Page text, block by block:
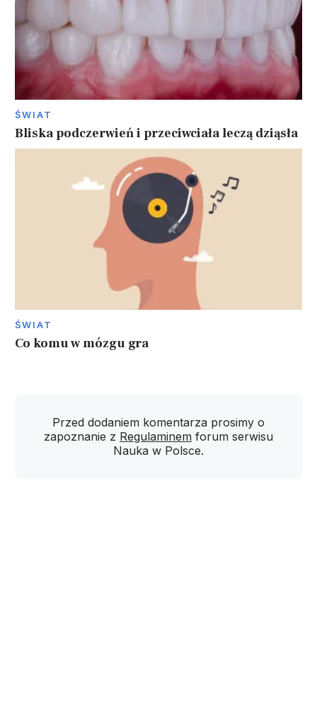
ŚWIAT
Bliska podczerwień i przeciwciała leczą dziąsła
ŚWIAT
Co komu w mózgu gra
Przed dodaniem komentarza prosimy o
zapoznanie z Regulaminem forum serwisu
Nauka w Polsce.